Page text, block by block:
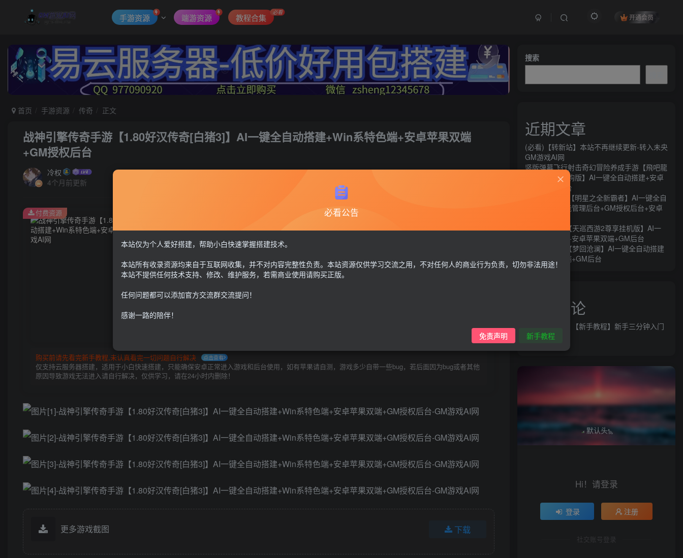
手游资源 端游资源 教程合集
必看
开通会员
首页 手游资源 传奇 正文
战神引擎传奇手游【1.80好汉传奇[白猪3]】AI一键全自动搭建+Win系特色端+安卓苹果双端
+GM授权后台
冷权
4个月前更新
行解决，搭建出来后进不去游戏联系Q群---736021860---GM游戏AI网---管理员《易云服务
30 限时特惠
100
个人会员
购买前请先看完新手教程,未认真看完一切问题自行解决 点击查看
仅支持云服务器搭建，适用于小白快速搭建，只能确保安卓正常进入游戏和后台使用，如有苹果请自测，游戏多少自带一些bug，若后面因为bug或者其他
原因导致游戏无法进入请自行解决，仅供学习，请在24小时内删除！
付费资源
更多游戏截图 下载
搜索
近期文章
(必看)【转新站】本站不再继续更新-转入未央
GM游戏AI网
竖版弹幕飞行射击奇幻冒险养成手游【飛吧龍
騎士代金券内购版】AI一键全自动搭建+安卓
+CDK授权后台
横版闯关手游【明星之全新霸者】AI一键全自
动搭建+全功能管理后台+GM授权后台+安卓
MT3换皮MH【天巡西游2尊享挂机版】AI一
键全自动搭建+安卓苹果双端+GM后台
MT3换皮MH【梦回沧澜】AI一键全自动搭建
+安卓苹果双端+GM后台
近期评论
【新手教程】新手三分钟入门
AI全自动搭建
Hi！请登录
登录 注册
社交账号登录
必看公告
本站仅为个人爱好搭建，帮助小白快速掌握搭建技术。
本站所有收录资源均来自于互联网收集，并不对内容完整性负责。本站资源仅供学习交流之用，不对任何人的商业行为负责，切勿非法用途！
本站不提供任何技术支持、修改、维护服务，若需商业使用请购买正版。
任何问题都可以添加官方交流群交流提问！
感谢一路的陪伴！
免责声明 新手教程